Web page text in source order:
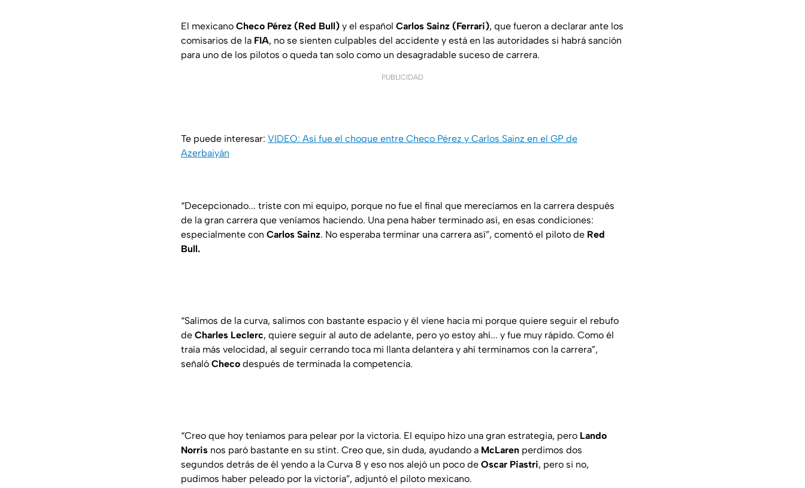
El mexicano Checo Pérez (Red Bull) y el español Carlos Sainz (Ferrari), que fueron a declarar ante los
comisarios de la FIA, no se sienten culpables del accidente y está en las autoridades si habrá sanción
para uno de los pilotos o queda tan solo como un desagradable suceso de carrera.
PUBLICIDAD
Te puede interesar: VIDEO: Así fue el choque entre Checo Pérez y Carlos Sainz en el GP de
Azerbaiyán
“Decepcionado... triste con mi equipo, porque no fue el final que merecíamos en la carrera después
de la gran carrera que veníamos haciendo. Una pena haber terminado así, en esas condiciones:
especialmente con Carlos Sainz. No esperaba terminar una carrera así”, comentó el piloto de Red
Bull.
“Salimos de la curva, salimos con bastante espacio y él viene hacia mi porque quiere seguir el rebufo
de Charles Leclerc, quiere seguir al auto de adelante, pero yo estoy ahí... y fue muy rápido. Como él
traía más velocidad, al seguir cerrando toca mi llanta delantera y ahí terminamos con la carrera”,
señaló Checo después de terminada la competencia.
“Creo que hoy teníamos para pelear por la victoria. El equipo hizo una gran estrategia, pero Lando
Norris nos paró bastante en su stint. Creo que, sin duda, ayudando a McLaren perdimos dos
segundos detrás de él yendo a la Curva 8 y eso nos alejó un poco de Oscar Piastri, pero si no,
pudimos haber peleado por la victoria”, adjuntó el piloto mexicano.